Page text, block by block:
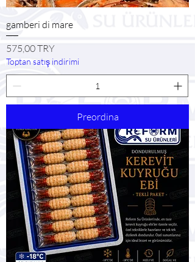
gamberi di mare
Prezzo
575,00 TRY
Toptan satış indirimi
Preordina